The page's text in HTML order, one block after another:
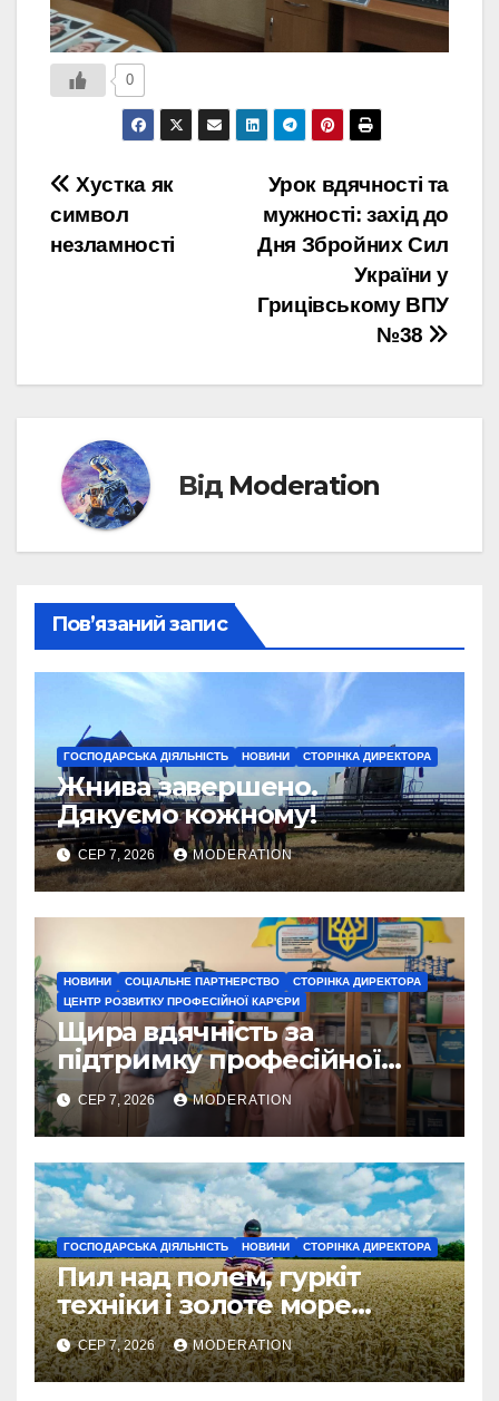
0
Навігація
записів
Урок вдячності та
мужності: захід до
Дня Збройних Сил
України у
Грицівському ВПУ
№38
Хустка як
символ
незламності
Від Moderation
Пов’язаний запис
ГОСПОДАРСЬКА ДІЯЛЬНІСТЬ НОВИНИ СТОРІНКА ДИРЕКТОРА
Жнива завершено.
Дякуємо кожному!
СЕР 7, 2026 MODERATION
НОВИНИ СОЦІАЛЬНЕ ПАРТНЕРСТВО
СТОРІНКА ДИРЕКТОРА
ЦЕНТР РОЗВИТКУ ПРОФЕСІЙНОЇ КАР'ЄРИ
Щира вдячність за
підтримку професійної
освіти
СЕР 7, 2026 MODERATION
ГОСПОДАРСЬКА ДІЯЛЬНІСТЬ НОВИНИ СТОРІНКА ДИРЕКТОРА
Пил над полем, гуркіт
техніки і золоте море
колосся — так виглядає
справжнє українське літо
СЕР 7, 2026 MODERATION